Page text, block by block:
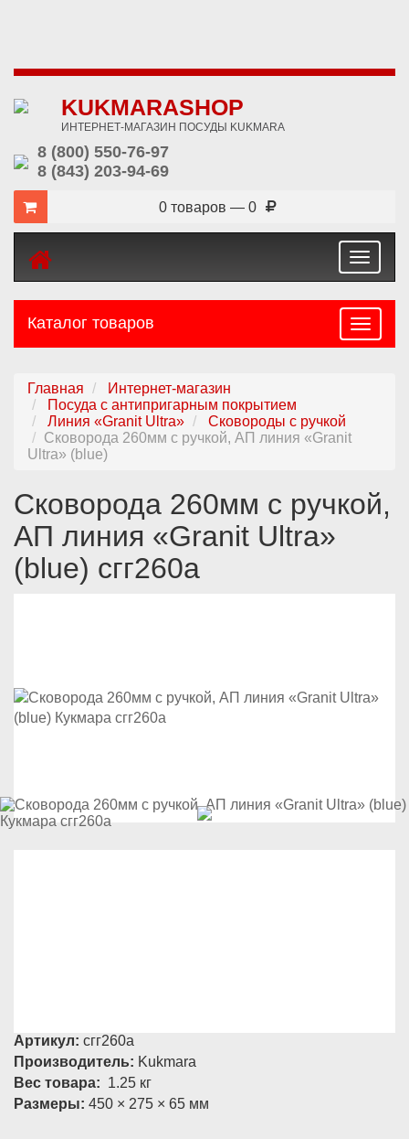
KUKMARASHOP
ИНТЕРНЕТ-МАГАЗИН ПОСУДЫ KUKMARA
8 (800) 550-76-97
8 (843) 203-94-69
0 товаров — 0
Toggle
Каталог товаров
Главная
Интернет-магазин
Посуда с антипригарным покрытием
Линия «Granit Ultra»
Сковороды с ручкой
Сковорода 260мм с ручкой, АП линия «Granit
Ultra» (blue)
Сковорода 260мм с ручкой,
АП линия «Granit Ultra»
(blue) сгг260а
Артикул: сгг260а
Производитель: Kukmara
Вес товара: 1.25 кг
Размеры: 450 × 275 × 65 мм